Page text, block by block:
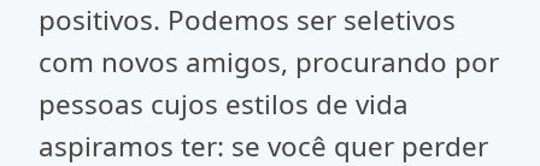
positivos. Podemos ser seletivos
com novos amigos, procurando por
pessoas cujos estilos de vida
aspiramos ter: se você quer perder